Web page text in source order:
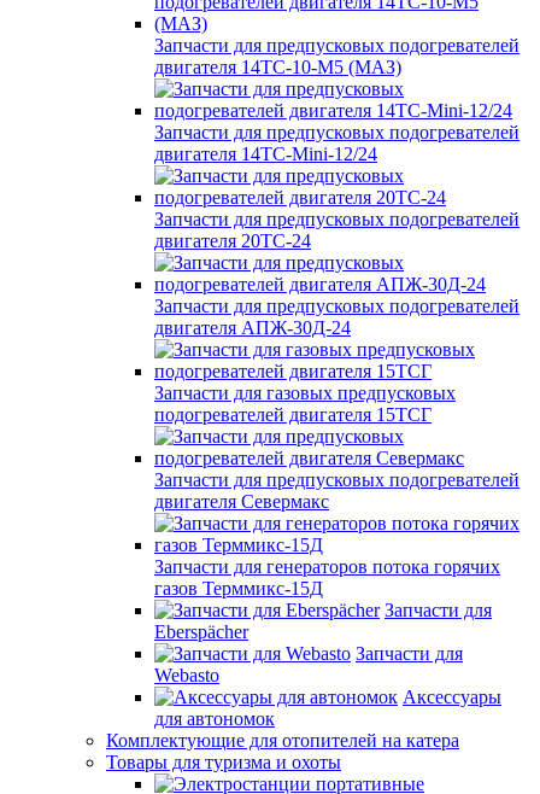
Запчасти для предпусковых подогревателей
двигателя 14ТС-10-М5 (МАЗ)
Запчасти для предпусковых подогревателей
двигателя 14ТС-Mini-12/24
Запчасти для предпусковых подогревателей
двигателя 20ТС-24
Запчасти для предпусковых подогревателей
двигателя АПЖ-30Д-24
Запчасти для газовых предпусковых
подогревателей двигателя 15ТСГ
Запчасти для предпусковых подогревателей
двигателя Севермакс
Запчасти для генераторов потока горячих
газов Терммикс-15Д
Запчасти для
Eberspächer
Запчасти для
Webasto
Аксессуары
для автономок
Комплектующие для отопителей на катера
Товары для туризма и охоты